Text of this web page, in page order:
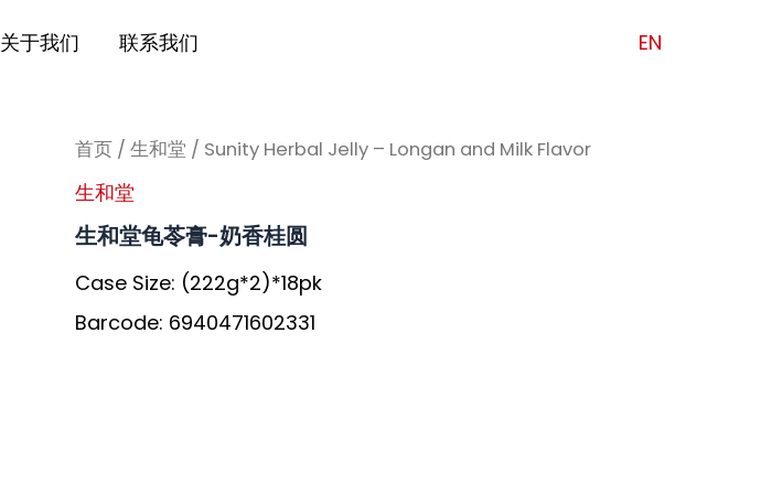
关于我们 联系我们 EN
首页/ 生和堂 / Sunity Herbal Jelly – Longan and Milk Flavor
生和堂
生和堂龟苓膏-奶香桂圆
Case Size: (222g*2)*18pk
Barcode: 6940471602331